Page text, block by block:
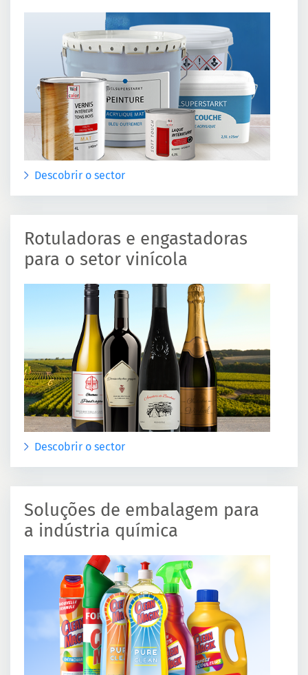
Descobrir o sector
Rotuladoras e engastadoras
para o setor vinícola
Descobrir o sector
Soluções de embalagem para
a indústria química